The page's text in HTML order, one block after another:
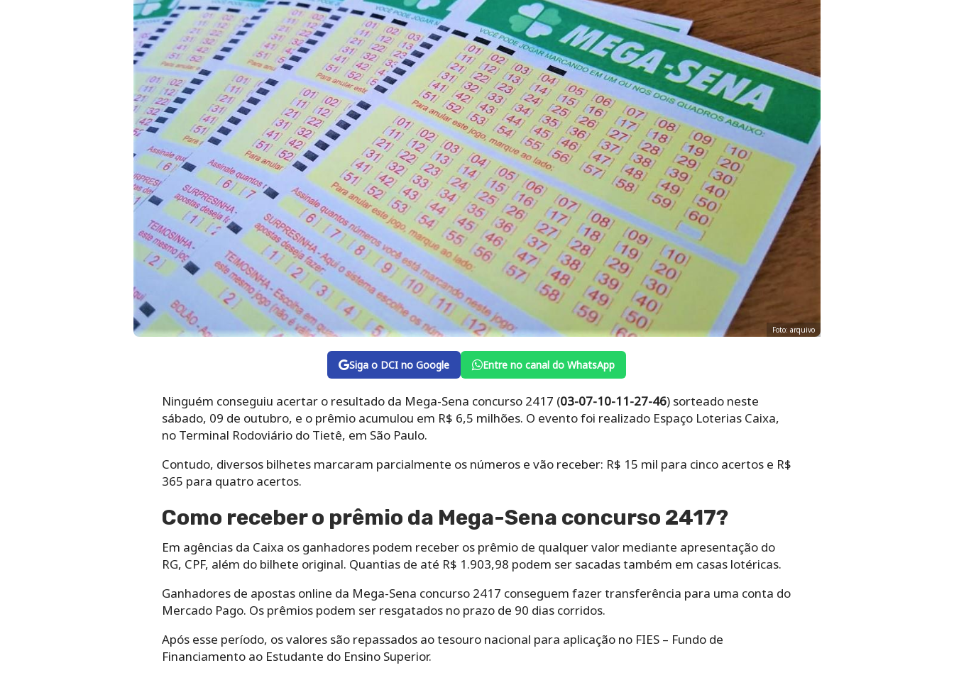
Foto: arquivo
Siga o DCI no Google Entre no canal do WhatsApp
Ninguém conseguiu acertar o resultado da Mega-Sena concurso 2417 (03-07-10-11-27-46) sorteado neste
sábado, 09 de outubro, e o prêmio acumulou em R$ 6,5 milhões. O evento foi realizado Espaço Loterias Caixa,
no Terminal Rodoviário do Tietê, em São Paulo.
Contudo, diversos bilhetes marcaram parcialmente os números e vão receber: R$ 15 mil para cinco acertos e R$
365 para quatro acertos.
Como receber o prêmio da Mega-Sena concurso 2417?
Em agências da Caixa os ganhadores podem receber os prêmio de qualquer valor mediante apresentação do
RG, CPF, além do bilhete original. Quantias de até R$ 1.903,98 podem ser sacadas também em casas lotéricas.
Ganhadores de apostas online da Mega-Sena concurso 2417 conseguem fazer transferência para uma conta do
Mercado Pago. Os prêmios podem ser resgatados no prazo de 90 dias corridos.
Após esse período, os valores são repassados ao tesouro nacional para aplicação no FIES – Fundo de
Financiamento ao Estudante do Ensino Superior.